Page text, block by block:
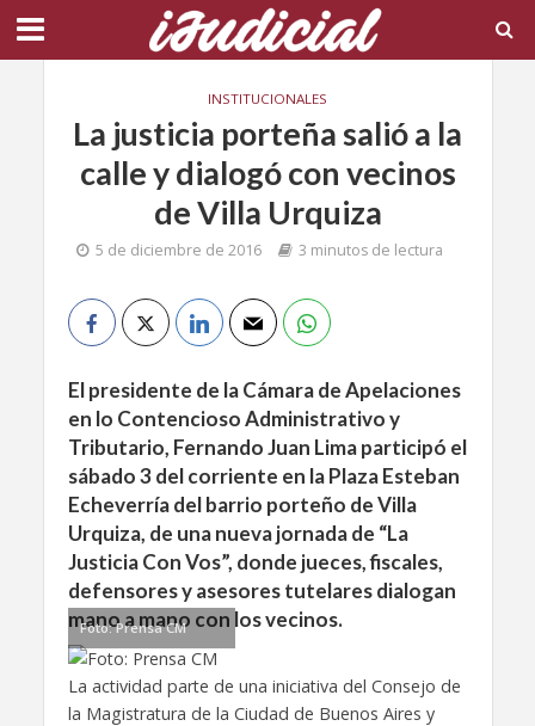
INSTITUCIONALES
La justicia porteña salió a la
calle y dialogó con vecinos
de Villa Urquiza
5 de diciembre de 2016 3 minutos de lectura
El presidente de la Cámara de Apelaciones
en lo Contencioso Administrativo y
Tributario, Fernando Juan Lima participó el
sábado 3 del corriente en la Plaza Esteban
Echeverría del barrio porteño de Villa
Urquiza, de una nueva jornada de “La
Justicia Con Vos”, donde jueces, fiscales,
defensores y asesores tutelares dialogan
mano a mano con los vecinos.
Foto: Prensa CM
La actividad parte de una iniciativa del Consejo de
la Magistratura de la Ciudad de Buenos Aires y